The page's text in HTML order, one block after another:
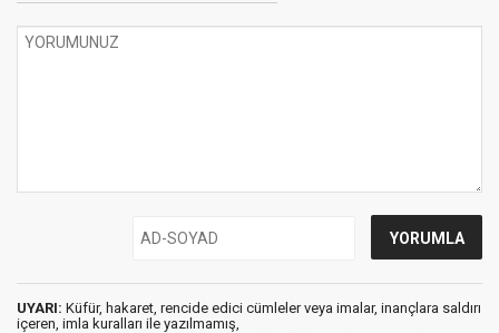
UYARI: Küfür, hakaret, rencide edici cümleler veya imalar, inançlara saldırı
içeren, imla kuralları ile yazılmamış,